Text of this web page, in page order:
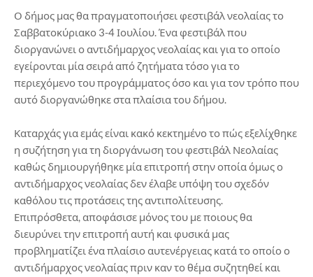
Ο δήμος μας θα πραγματοποιήσει φεστιβάλ νεολαίας το
Σαββατοκύριακο 3-4 Ιουλίου. Ένα φεστιβάλ που
διοργανώνει ο αντιδήμαρχος νεολαίας και για το οποίο
εγείρονται μία σειρά από ζητήματα τόσο για το
περιεχόμενο του προγράμματος όσο και για τον τρόπο που
αυτό διοργανώθηκε στα πλαίσια του δήμου.
Καταρχάς για εμάς είναι κακό κεκτημένο το πώς εξελίχθηκε
η συζήτηση για τη διοργάνωση του φεστιβάλ Νεολαίας
καθώς δημιουργήθηκε μία επιτροπή στην οποία όμως ο
αντιδήμαρχος νεολαίας δεν έλαβε υπόψη του σχεδόν
καθόλου τις προτάσεις της αντιπολίτευσης.
Επιπρόσθετα, αποφάσισε μόνος του με ποιους θα
διευρύνει την επιτροπή αυτή και φυσικά μας
προβληματίζει ένα πλαίσιο αυτενέργειας κατά το οποίο ο
αντιδήμαρχος νεολαίας πριν καν το θέμα συζητηθεί και